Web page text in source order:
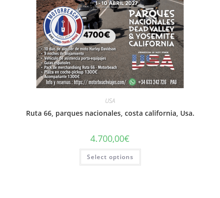
USA
Ruta 66, parques nacionales, costa california, Usa.
4.700,00€
Select options